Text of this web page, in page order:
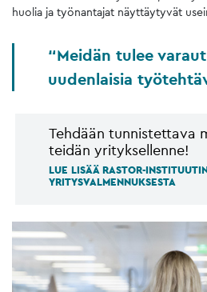
huolia ja työnantajat näyttäytyvät
Meidän tulee
uudenlaisia
Tehdään tunnistettava
teidän yrityksellenne!
LUE LISÄÄ RASTOR-
YRITYSVALMENNUKSESTA